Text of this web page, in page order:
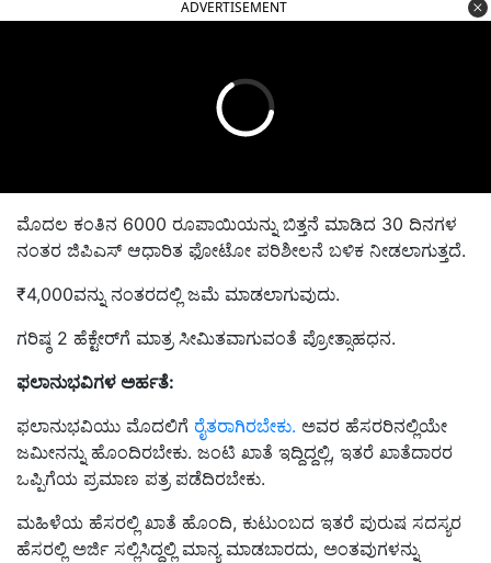
ADVERTISEMENT
ಮೊದಲ ಕಂತಿನ 6000 ರೂಪಾಯಿಯನ್ನು ಬಿತ್ತನೆ ಮಾಡಿದ 30 ದಿನಗಳ
ನಂತರ ಜಿಪಿಎಸ್‌ ಆಧಾರಿತ ಫೋಟೋ ಪರಿಶೀಲನೆ ಬಳಿಕ ನೀಡಲಾಗುತ್ತದೆ.
₹4,000ವನ್ನು ನಂತರದಲ್ಲಿ ಜಮೆ ಮಾಡಲಾಗುವುದು.
ಗರಿಷ್ಠ 2 ಹೆಕ್ಟೇರ್‌ಗೆ ಮಾತ್ರ ಸೀಮಿತವಾಗುವಂತೆ ಪ್ರೋತ್ಸಾಹಧನ.
ಫಲಾನುಭವಿಗಳ ಅರ್ಹತೆ:
ಫಲಾನುಭವಿಯು ಮೊದಲಿಗೆ ರೈತರಾಗಿರಬೇಕು. ಅವರ ಹೆಸರರಿನಲ್ಲಿಯೇ
ಜಮೀನನ್ನು ಹೊಂದಿರಬೇಕು. ಜಂಟಿ ಖಾತೆ ಇದ್ದಿದ್ದಲ್ಲಿ, ಇತರೆ ಖಾತೆದಾರರ
ಒಪ್ಪಿಗೆಯ ಪ್ರಮಾಣ ಪತ್ರ ಪಡೆದಿರಬೇಕು.
ಮಹಿಳೆಯ ಹೆಸರಲ್ಲಿ ಖಾತೆ ಹೊಂದಿ, ಕುಟುಂಬದ ಇತರೆ ಪುರುಷ ಸದಸ್ಯರ
ಹೆಸರಲ್ಲಿ ಅರ್ಜಿ ಸಲ್ಲಿಸಿದ್ದಲ್ಲಿ ಮಾನ್ಯ ಮಾಡಬಾರದು, ಅಂತವುಗಳನ್ನು